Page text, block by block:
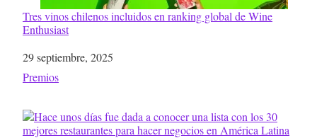
Tres vinos chilenos incluidos en ranking global de Wine
Enthusiast
Fecha
29 septiembre, 2025
Respecto a
Premios